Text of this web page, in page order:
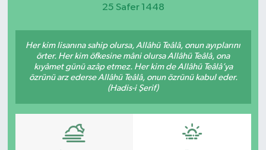
25 Safer 1448
Her kim lisanına sahip olursa, Allâhü Teâlâ, onun ayıplarını
örter. Her kim öfkesine mâni olursa Allâhü Teâlâ, ona
kıyâmet günü azâp etmez. Her kim de Allâhü Teâlâ’ya
özrünü arz ederse Allâhü Teâlâ, onun özrünü kabul eder.
(Hadis-i Şerif)
Kültür Sanat
Dünya
Bilim veTeknoloji
Eğitim
Spor
Haber Arşivi